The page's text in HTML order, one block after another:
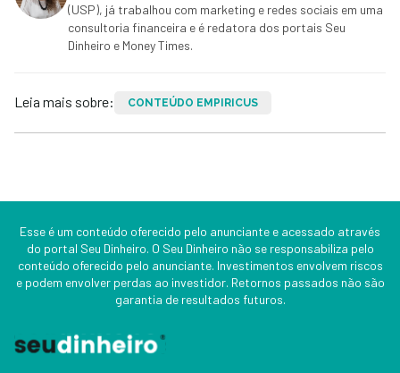
(USP), já trabalhou com marketing e redes sociais em uma
consultoria financeira e é redatora dos portais Seu
Dinheiro e Money Times.
Leia mais sobre: CONTEÚDO EMPIRICUS
Esse é um conteúdo oferecido pelo anunciante e acessado através
do portal Seu Dinheiro. O Seu Dinheiro não se responsabiliza pelo
conteúdo oferecido pelo anunciante. Investimentos envolvem riscos
e podem envolver perdas ao investidor. Retornos passados não são
garantia de resultados futuros.